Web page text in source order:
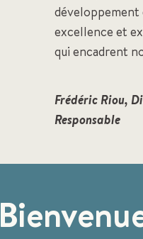
développement
excellence et
qui encadrent
Frédéric Riou,
Responsable